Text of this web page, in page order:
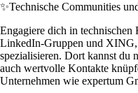
✨Technische Communities
Engagiere dich in
LinkedIn-Gruppen und XING,
spezialisieren. Dort kannst du
auch wertvolle Kontakte
Unternehmen wie expertum